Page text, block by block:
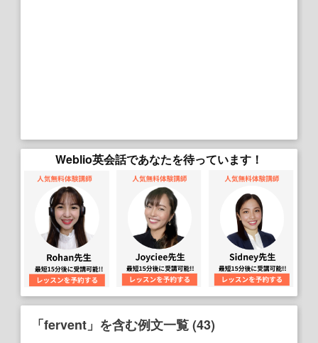
Weblio英会話であなたを待っています！
「fervent」を含む例文一覧 (43)